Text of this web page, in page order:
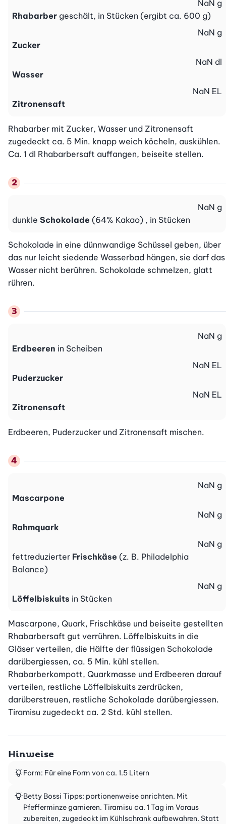
Rhabarber geschält, in Stücken (ergibt ca. 600 g)
NaN g
Zucker
NaN g
Wasser
NaN dl
Zitronensaft
NaN EL
Rhabarber mit Zucker, Wasser und Zitronensaft
zugedeckt ca. 5 Min. knapp weich köcheln, auskühlen.
Ca. 1 dl Rhabarbersaft auffangen, beiseite stellen.
dunkle Schokolade (64% Kakao) , in Stücken
NaN g
Schokolade in eine dünnwandige Schüssel geben, über
das nur leicht siedende Wasserbad hängen, sie darf das
Wasser nicht berühren. Schokolade schmelzen, glatt
rühren.
Erdbeeren in Scheiben
NaN g
Puderzucker
NaN EL
Zitronensaft
NaN EL
Erdbeeren, Puderzucker und Zitronensaft mischen.
Mascarpone
NaN g
Rahmquark
NaN g
fettreduzierter Frischkäse (z. B. Philadelphia
Balance)
NaN g
Löffelbiskuits in Stücken
NaN g
Mascarpone, Quark, Frischkäse und beiseite gestellten
Rhabarbersaft gut verrühren. Löffelbiskuits in die
Gläser verteilen, die Hälfte der flüssigen Schokolade
darübergiessen, ca. 5 Min. kühl stellen.
Rhabarberkompott, Quarkmasse und Erdbeeren darauf
verteilen, restliche Löffelbiskuits zerdrücken,
darüberstreuen, restliche Schokolade darübergiessen.
Tiramisu zugedeckt ca. 2 Std. kühl stellen.
Hinweise
Form: Für eine Form von ca. 1.5 Litern
Betty Bossi Tipps: portionenweise anrichten. Mit
Pfefferminze garnieren. Tiramisu ca. 1 Tag im Voraus
zubereiten, zugedeckt im Kühlschrank aufbewahren. Statt